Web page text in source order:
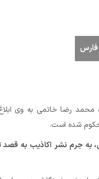
فارس
رضا خاتمی به وی
شده است.
به جرم نشر اکاذیب به